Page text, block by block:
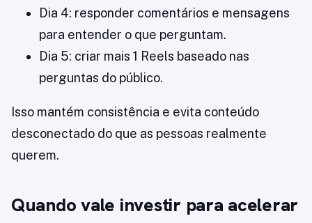
Dia 4: responder comentários e mensagens
para entender o que perguntam.
Dia 5: criar mais 1 Reels baseado nas
perguntas do público.
Isso mantém consistência e evita conteúdo
desconectado do que as pessoas realmente
querem.
Quando vale investir para acelerar